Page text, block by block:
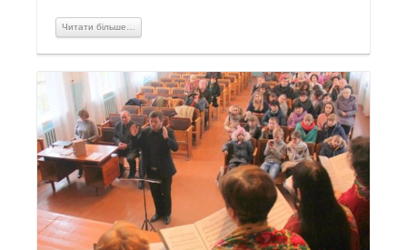
Читати більше…
Читати більше...